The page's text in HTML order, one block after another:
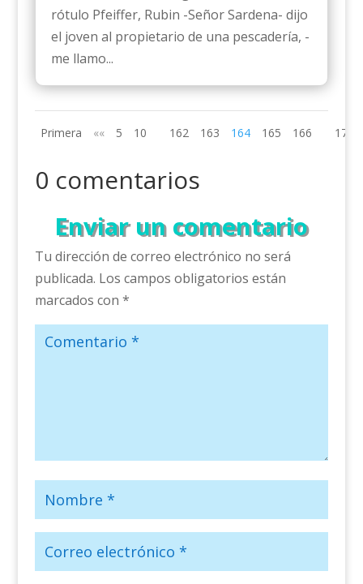
rótulo Pfeiffer, Rubin -Señor Sardena- dijo
el joven al propietario de una pescadería, -
me llamo...
Primera «« 5 10 162 163 164 165 166 170
0 comentarios
Enviar un comentario
Tu dirección de correo electrónico no será
publicada. Los campos obligatorios están
marcados con *